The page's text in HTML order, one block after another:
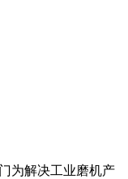
为解决工业磨机产